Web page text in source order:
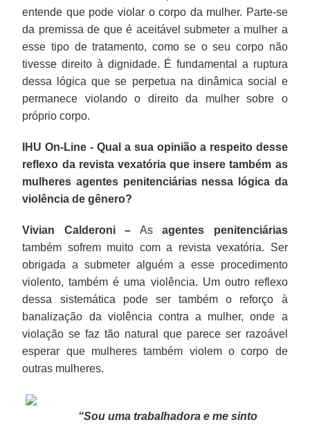
entende que pode violar o corpo da mulher. Parte-se
da premissa de que é aceitável submeter a mulher a
esse tipo de tratamento, como se o seu corpo não
tivesse direito à dignidade. É fundamental a ruptura
dessa lógica que se perpetua na dinâmica social e
permanece violando o direito da mulher sobre o
próprio corpo.
IHU On-Line - Qual a sua opinião a respeito desse
reflexo da revista vexatória que insere também as
mulheres agentes penitenciárias nessa lógica da
violência de gênero?
Vivian Calderoni – Asagentes penitenciárias
também sofrem muito com a revista vexatória. Ser
obrigada a submeter alguém a esse procedimento
violento, também é uma violência. Um outro reflexo
dessa sistemática pode ser também o reforço à
banalização da violência contra a mulher, onde a
violação se faz tão natural que parece ser razoável
esperar que mulheres também violem o corpo de
outras mulheres.
“Sou uma trabalhadora e me sinto